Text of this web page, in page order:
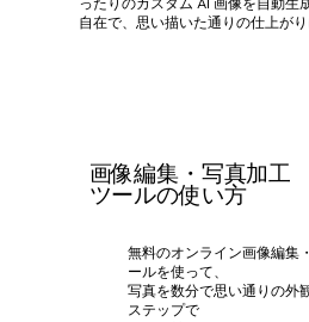
自在で、思い描いた通りの仕上がり
画像編集・写真加工
ツールの使い方
無料のオンライン画像編集
ールを使って、
写真を数分で思い通りの外
ステップで